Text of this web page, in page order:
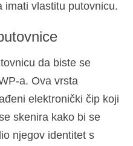
imati vlastitu putovnicu.
da biste se
a. Ova vrsta
elektronički čip koji
skenira kako bi se
njegov identitet s